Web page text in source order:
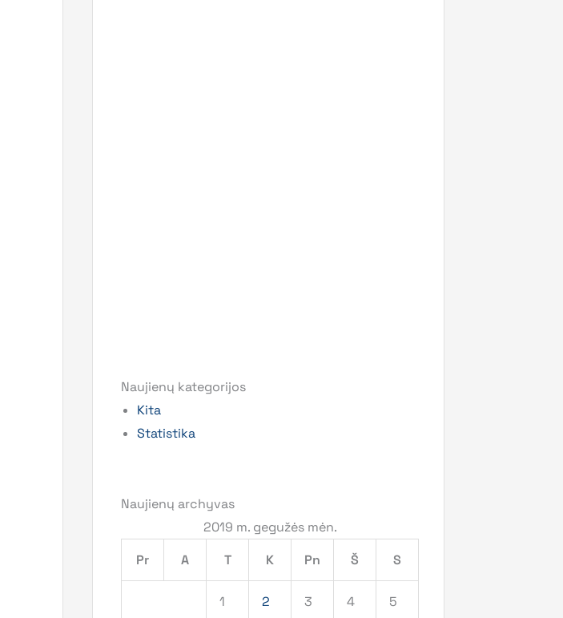
Naujienų kategorijos
Kita
Statistika
Naujienų archyvas
2019 m. gegužės mėn.
Pr
A T K Pn Š S
1 2 3 4 5